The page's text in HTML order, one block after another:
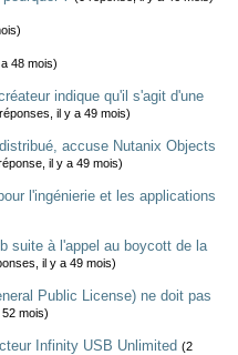
48 mois)
indique qu'il s'agit d'une
il y a 49 mois)
accuse Nutanix Objects
il y a 49 mois)
l'ingénierie et les applications
suite à l'appel au boycott de la
il y a 49 mois)
Public License) ne doit pas
mois)
Infinity USB Unlimited (2